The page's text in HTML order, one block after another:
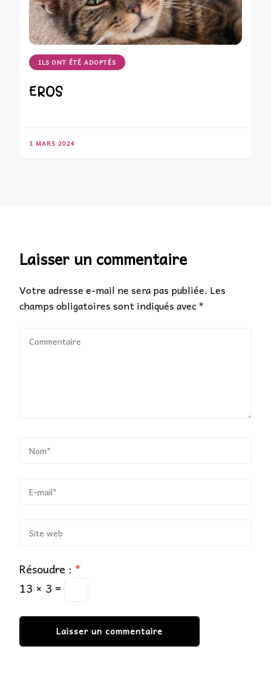
ILS ONT ÉTÉ ADOPTÉS
EROS
1 MARS 2024
Laisser un commentaire
Votre adresse e-mail ne sera pas publiée. Les
champs obligatoires sont indiqués avec*
Résoudre : *
13 × 3 =